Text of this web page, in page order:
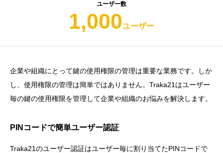
ユーザー数
1,000ユーザー
企業や組織にとって鍵の使用権限の管理は重要な業務です。しか
し、使用権限の管理は簡単ではありません。Traka21はユーザー
毎の鍵の使用権限を管理して企業や組織のお悩みを解決します。
PINコードで簡単ユーザー認証
Traka21のユーザー認証はユーザー毎に割り当てたPINコードで